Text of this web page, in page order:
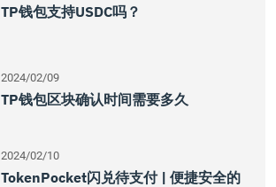
TP钱包支持USDC吗？
2024/02/09
TP钱包区块确认时间需要多久
2024/02/10
TokenPocket闪兑待支付 | 便捷安全的